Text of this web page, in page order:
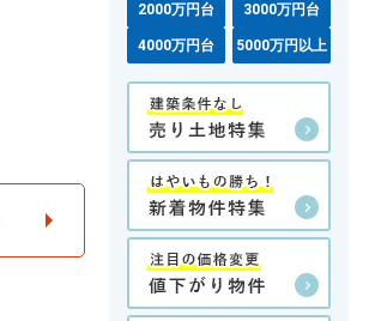
2000万円台 3000万円台
4000万円台 5000万円以上